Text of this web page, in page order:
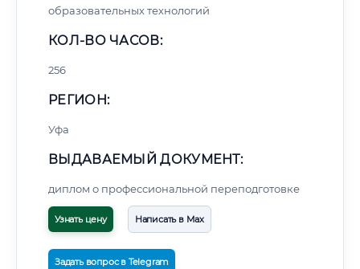
образовательных технологий
КОЛ-ВО ЧАСОВ:
256
РЕГИОН:
Уфа
ВЫДАВАЕМЫЙ ДОКУМЕНТ:
диплом о профессиональной переподготовке
Узнать цену Написать в Max
Задать вопрос в Telegram